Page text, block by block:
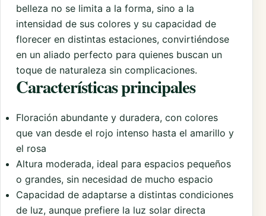
belleza no se limita a la forma, sino a la
intensidad de sus colores y su capacidad de
florecer en distintas estaciones, convirtiéndose
en un aliado perfecto para quienes buscan un
toque de naturaleza sin complicaciones.
Características principales
Floración abundante y duradera, con colores
que van desde el rojo intenso hasta el amarillo y
el rosa
Altura moderada, ideal para espacios pequeños
o grandes, sin necesidad de mucho espacio
Capacidad de adaptarse a distintas condiciones
de luz, aunque prefiere la luz solar directa